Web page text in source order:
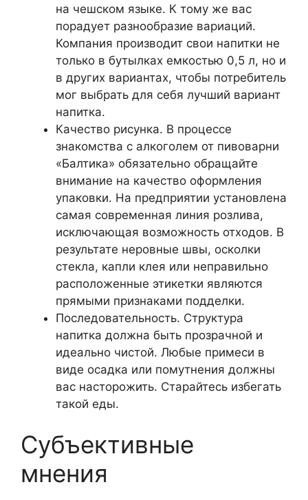
на чешском языке. К тому же вас
порадует разнообразие вариаций.
Компания производит свои напитки не
только в бутылках емкостью 0,5 л, но и
в других вариантах, чтобы потребитель
мог выбрать для себя лучший вариант
напитка.
Качество рисунка. В процессе
знакомства с алкоголем от пивоварни
«Балтика» обязательно обращайте
внимание на качество оформления
упаковки. На предприятии установлена
​​самая современная линия розлива,
исключающая возможность отходов. В
результате неровные швы, осколки
стекла, капли клея или неправильно
расположенные этикетки являются
прямыми признаками подделки.
Последовательность. Структура
напитка должна быть прозрачной и
идеально чистой. Любые примеси в
виде осадка или помутнения должны
вас насторожить. Старайтесь избегать
такой еды.
Субъективные
мнения